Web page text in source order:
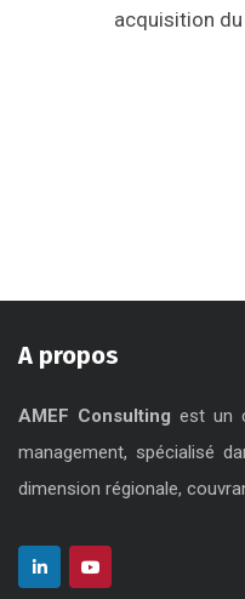
acquisition
A propos
AMEF Consulting est un
management, spécialisé
dimension régionale,